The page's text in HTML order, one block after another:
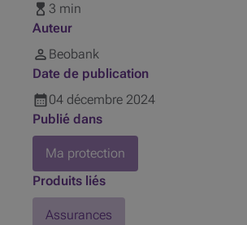
3 min
Auteur
Beobank
Date de publication
04 décembre 2024
Publié dans
Ma protection
Produits liés
Assurances